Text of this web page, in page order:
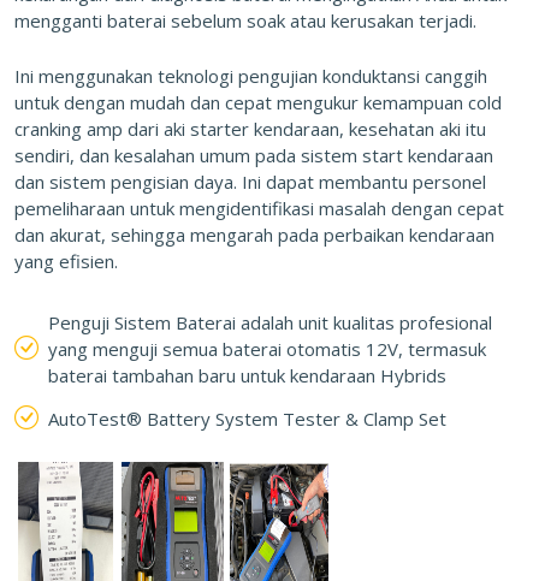
mengganti baterai sebelum soak atau kerusakan terjadi.
Ini menggunakan teknologi pengujian konduktansi canggih
untuk dengan mudah dan cepat mengukur kemampuan cold
cranking amp dari aki starter kendaraan, kesehatan aki itu
sendiri, dan kesalahan umum pada sistem start kendaraan
dan sistem pengisian daya. Ini dapat membantu personel
pemeliharaan untuk mengidentifikasi masalah dengan cepat
dan akurat, sehingga mengarah pada perbaikan kendaraan
yang efisien.
Penguji Sistem Baterai adalah unit kualitas profesional
yang menguji semua baterai otomatis 12V, termasuk
baterai tambahan baru untuk kendaraan Hybrids
AutoTest® Battery System Tester & Clamp Set